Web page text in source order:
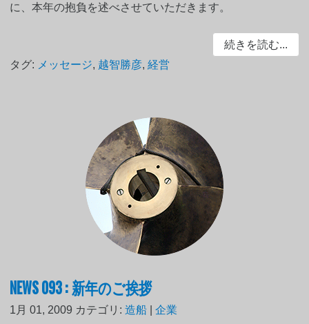
に、本年の抱負を述べさせていただきます。
続きを読む...
タグ: メッセージ, 越智勝彦,経営
NEWS 093 : 新年のご挨拶
1月 01, 2009 カテゴリ:造船 |企業